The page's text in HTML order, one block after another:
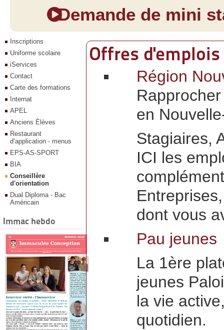
Demande de mini
Inscriptions
Uniforme scolaire
iServices
Contact
Carte des formations
Internat
APEL
Anciens Élèves
Restaurant
d’application - menus
EPS-AS-SPORT
BIA
Conseillère
d'orientation
Dual Diploma - Bac
Américain
Immac hebdo
Offres d'emplois
Région
en
Stagiaires,
ICI les
dont vous
Pau jeunes
La 1ère
jeunes
la vie
quotidien.